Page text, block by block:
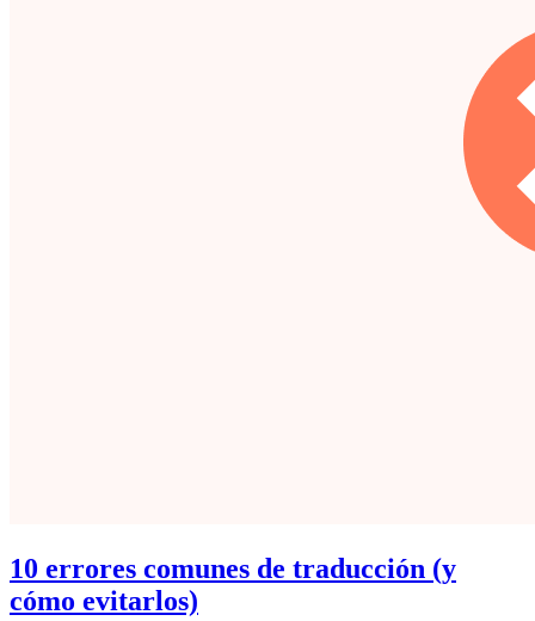
10 errores comunes de traducción (y
cómo evitarlos)